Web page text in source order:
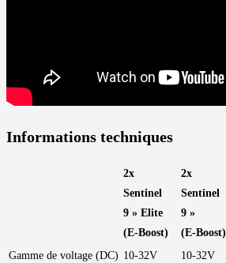
Informations techniques
2x
Sentinel
9 » Elite
(E-Boost)
2x
Sentinel
9 »
(E-Boost)
Gamme de voltage (DC) 10-32V 10-32V